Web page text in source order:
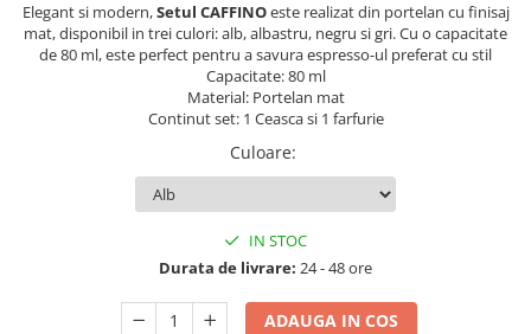
Elegant si modern,Setul CAFFINOeste realizat din portelan cu finisaj
mat, disponibil in trei culori: alb, albastru, negru si gri. Cu o capacitate
de 80 ml, este perfect pentru a savura espresso-ul preferat cu stil
Capacitate: 80 ml
Material: Portelan mat
Continut set: 1 Ceasca si 1 farfurie
Culoare:
IN STOC
Durata de livrare: 24 - 48 ore
ADAUGA IN COS